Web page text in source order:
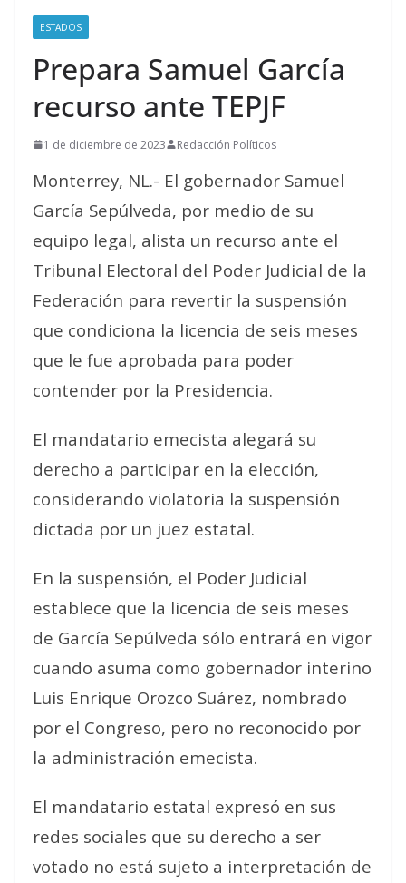
ESTADOS
Prepara Samuel García
recurso ante TEPJF
1 de diciembre de 2023 Redacción Políticos
Monterrey, NL.- El gobernador Samuel
García Sepúlveda, por medio de su
equipo legal, alista un recurso ante el
Tribunal Electoral del Poder Judicial de la
Federación para revertir la suspensión
que condiciona la licencia de seis meses
que le fue aprobada para poder
contender por la Presidencia.
El mandatario emecista alegará su
derecho a participar en la elección,
considerando violatoria la suspensión
dictada por un juez estatal.
En la suspensión, el Poder Judicial
establece que la licencia de seis meses
de García Sepúlveda sólo entrará en vigor
cuando asuma como gobernador interino
Luis Enrique Orozco Suárez, nombrado
por el Congreso, pero no reconocido por
la administración emecista.
El mandatario estatal expresó en sus
redes sociales que su derecho a ser
votado no está sujeto a interpretación de